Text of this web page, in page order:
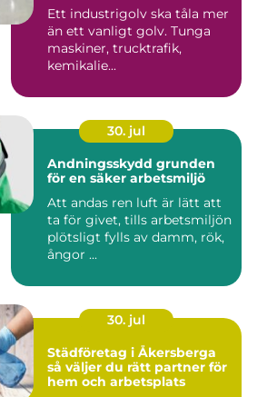
Ett industrigolv ska tåla mer
än ett vanligt golv. Tunga
maskiner, trucktrafik,
kemikalie...
30. jul
Andningsskydd grunden
för en säker arbetsmiljö
Att andas ren luft är lätt att
ta för givet, tills arbetsmiljön
plötsligt fylls av damm, rök,
ångor ...
30. jul
Städföretag i Åkersberga
så väljer du rätt partner för
hem och arbetsplats